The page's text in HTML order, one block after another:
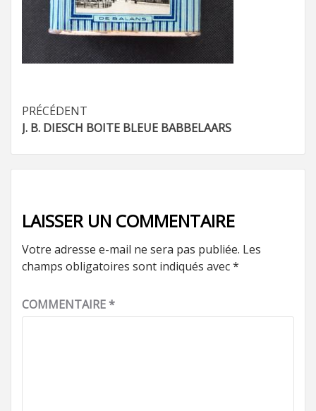
Navigation
d’article
PRÉCÉDENT
J. B. DIESCH BOITE BLEUE BABBELAARS
LAISSER UN COMMENTAIRE
Votre adresse e-mail ne sera pas publiée. Les
champs obligatoires sont indiqués avec*
COMMENTAIRE*